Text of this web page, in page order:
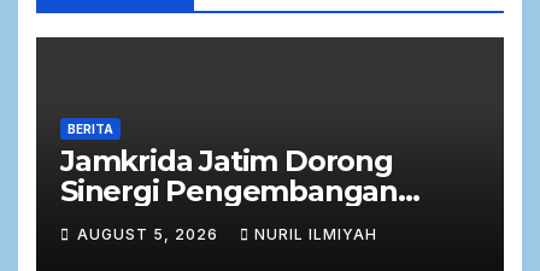
BERITA
Jamkrida Jatim Dorong
Sinergi Pengembangan
Potensi Petani Cabai
bersama Bank Jatim
AUGUST 5, 2026 NURIL ILMIYAH